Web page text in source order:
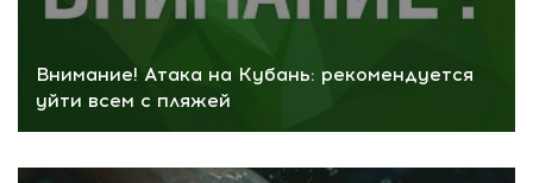
Внимание! Атака на Кубань: рекомендуется
уйти всем с пляжей